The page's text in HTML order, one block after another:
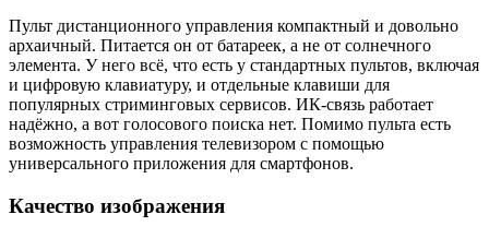
Пульт дистанционного управления компактный и довольно
архаичный. Питается он от батареек, а не от солнечного
элемента. У него всё, что есть у стандартных пультов, включая
и цифровую клавиатуру, и отдельные клавиши для
популярных стриминговых сервисов. ИК-связь работает
надёжно, а вот голосового поиска нет. Помимо пульта есть
возможность управления телевизором с помощью
универсального приложения для смартфонов.
Качество изображения